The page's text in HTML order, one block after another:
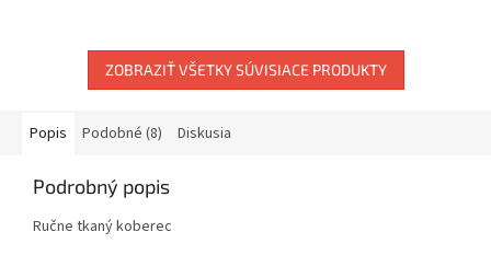
ZOBRAZIŤ VŠETKY SÚVISIACE PRODUKTY
Popis Podobné (8) Diskusia
Podrobný popis
Ručne tkaný koberec